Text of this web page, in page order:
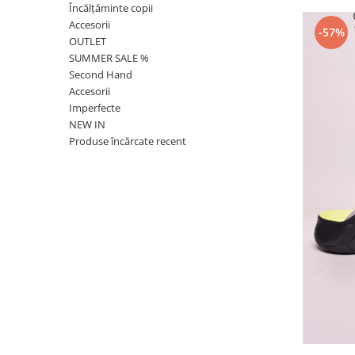
Încălțăminte copii
Accesorii
OUTLET
SUMMER SALE %
Second Hand
Accesorii
Imperfecte
NEW IN
Produse încărcate recent
-57%